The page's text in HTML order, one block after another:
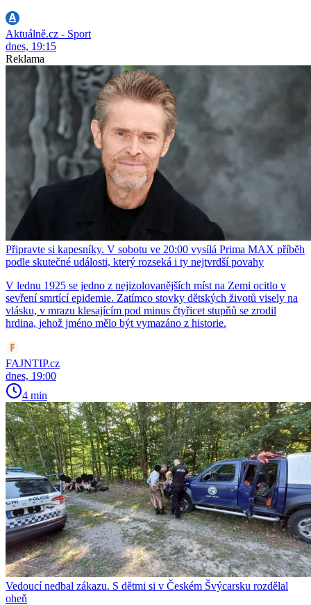
Aktuálně.cz - Sport
dnes, 19:15
Reklama
Připravte si kapesníky. V sobotu ve 20:00 vysílá Prima MAX příběh
podle skutečné události, který rozseká i ty nejtvrdší povahy
V lednu 1925 se jedno z nejizolovanějších míst na Zemi ocitlo v
sevření smrtící epidemie. Zatímco stovky dětských životů visely na
vlásku, v mrazu klesajícím pod minus čtyřicet stupňů se zrodil
hrdina, jehož jméno mělo být vymazáno z historie.
FAJNTIP.cz
dnes, 19:00
4 min
Vedoucí nedbal zákazu. S dětmi si v Českém Švýcarsku rozdělal
oheň